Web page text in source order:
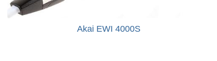
Akai EWI 4000S